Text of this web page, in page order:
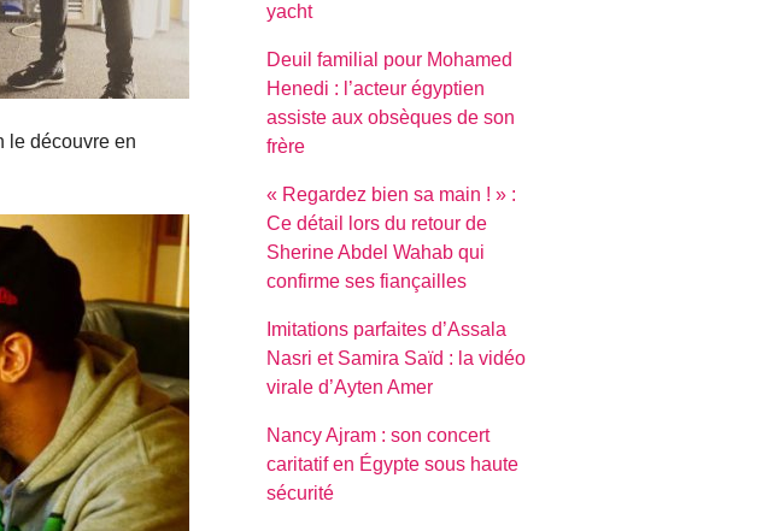
le découvre en
yacht
Deuil familial pour Mohamed
Henedi : l’acteur égyptien
assiste aux obsèques de son
frère
« Regardez bien sa main ! » :
Ce détail lors du retour de
Sherine Abdel Wahab qui
confirme ses fiançailles
Imitations parfaites d’Assala
Nasri et Samira Saïd : la vidéo
virale d’Ayten Amer
Nancy Ajram : son concert
caritatif en Égypte sous haute
sécurité